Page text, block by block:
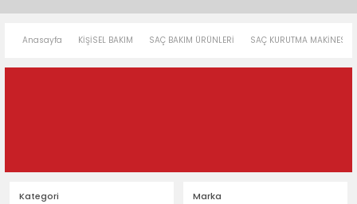
Anasayfa KİŞİSEL BAKIM SAÇ BAKIM ÜRÜNLERİ SAÇ KURUTMA MAKİNESİ
Kategori
Marka